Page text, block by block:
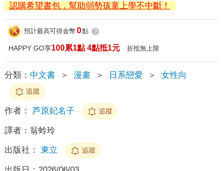
認購希望書包，幫助弱勢孩童上學不中斷！
預計最高可得金幣 0點 ?
HAPPY GO享100累1點 4點抵1元 折抵無上限
分類： 中文書 ＞ 漫畫 ＞ 日系戀愛 ＞ 女性向
追蹤
作者： 芦原妃名子 追蹤
譯者： 翁蛉玲
出版社： 東立 追蹤